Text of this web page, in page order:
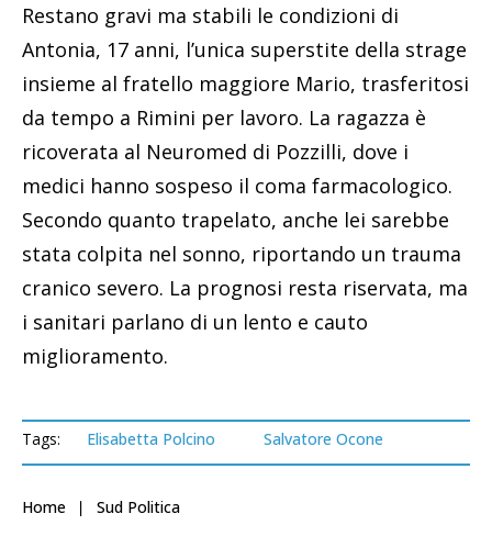
Restano gravi ma stabili le condizioni di
Antonia, 17 anni, l’unica superstite della strage
insieme al fratello maggiore Mario, trasferitosi
da tempo a Rimini per lavoro. La ragazza è
ricoverata al Neuromed di Pozzilli, dove i
medici hanno sospeso il coma farmacologico.
Secondo quanto trapelato, anche lei sarebbe
stata colpita nel sonno, riportando un trauma
cranico severo. La prognosi resta riservata, ma
i sanitari parlano di un lento e cauto
miglioramento.
Tags: Elisabetta Polcino Salvatore Ocone
Home Sud Politica